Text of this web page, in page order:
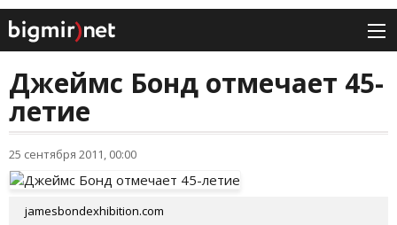
Джеймс Бонд отмечает 45-
летие
25 сентября 2011, 00:00
jamesbondexhibition.com